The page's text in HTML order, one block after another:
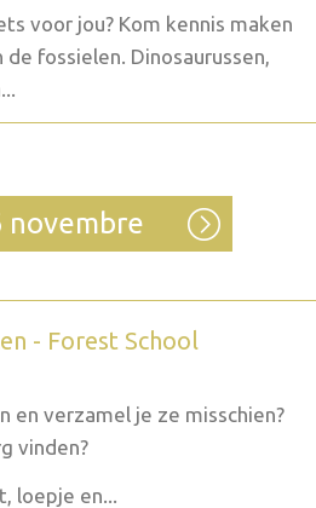
voor jou? Kom kennis maken
fossielen. Dinosaurussen,
novembre
- Forest School
en verzamel je ze misschien?
vinden?
loepje en...